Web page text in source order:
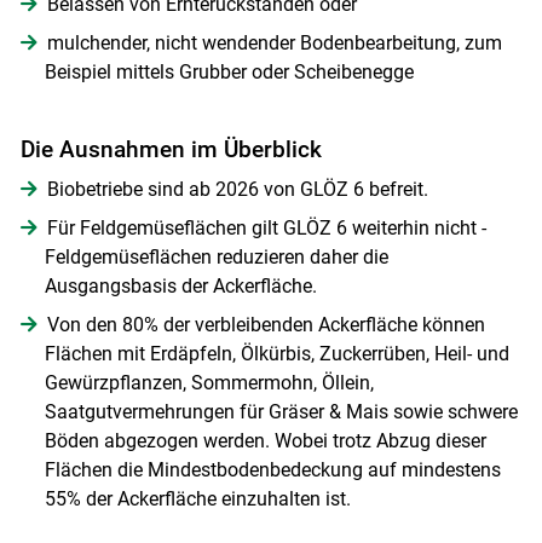
Skip to main content
Belassen von Ernterückständen oder
mulchender, nicht wendender Bodenbearbeitung, zum
Beispiel mittels Grubber oder Scheibenegge
Die Ausnahmen im Überblick
Biobetriebe sind ab 2026 von GLÖZ 6 befreit.
Für Feldgemüseflächen gilt GLÖZ 6 weiterhin nicht -
Feldgemüseflächen reduzieren daher die
Ausgangsbasis der Ackerfläche.
Von den 80% der verbleibenden Ackerfläche können
Flächen mit Erdäpfeln, Ölkürbis, Zuckerrüben, Heil- und
Gewürzpflanzen, Sommermohn, Öllein,
Saatgutvermehrungen für Gräser & Mais sowie schwere
Böden abgezogen werden. Wobei trotz Abzug dieser
Flächen die Mindestbodenbedeckung auf mindestens
55% der Ackerfläche einzuhalten ist.